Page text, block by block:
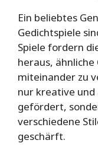
Ein beliebtes
Gedichtspiele
Spiele fordern
heraus, ähnliche
miteinander zu
nur kreative
gefördert,
verschiedene
geschärft.